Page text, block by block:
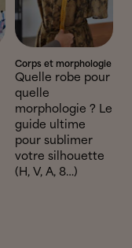
Corps et morphologie
Quelle robe pour
quelle
morphologie ? Le
guide ultime
pour sublimer
votre silhouette
(H, V, A, 8…)